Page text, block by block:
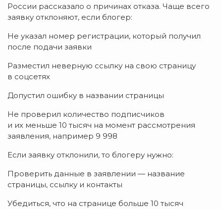
России рассказало о причинах отказа. Чаще всего
заявку отклоняют, если блогер:
Не указал номер регистрации, который получил
после подачи заявки
Разместил неверную ссылку на свою страницу
в соцсетях
Допустил ошибку в названии страницы
Не проверил количество подписчиков
и их меньше 10 тысяч на момент рассмотрения
заявления, например 9 998
Если заявку отклонили, то блогеру нужно:
Проверить данные в заявлении — название
страницы, ссылку и контакты
Убедиться, что на странице больше 10 тысяч